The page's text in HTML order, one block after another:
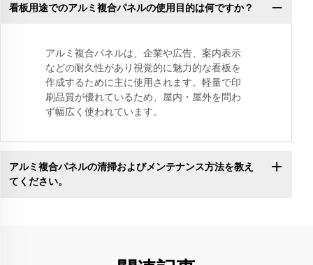
看板用途でのアルミ複合パネルの使用目的は何ですか？
アルミ複合パネルは、企業や広告、案内表示
などの耐久性があり視覚的に魅力的な看板を
作成するために主に使用されます。軽量で印
刷品質が優れているため、屋内・屋外を問わ
ず幅広く使われています。
アルミ複合パネルの清掃およびメンテナンス方法を教え
てください。